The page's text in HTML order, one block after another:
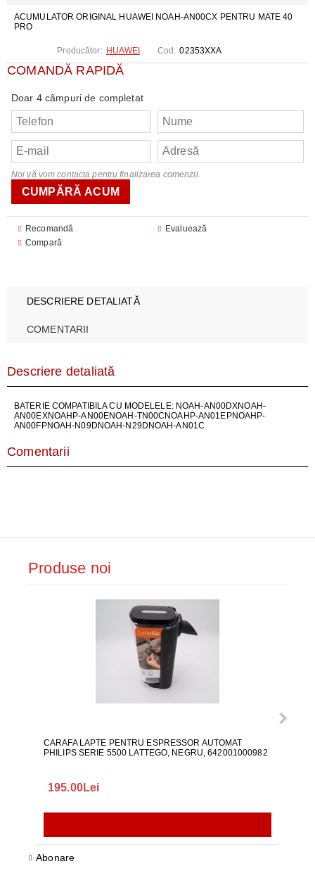
ACUMULATOR ORIGINAL HUAWEI NOAH-AN00CX PENTRU MATE 40
PRO
Producător: HUAWEI Cod: 02353XXA
COMANDĂ RAPIDĂ
Doar 4 câmpuri de completat
Noi vă vom contacta pentru finalizarea comenzii.
Recomandă
Evaluează
Compară
DESCRIERE DETALIATĂ
COMENTARII
Descriere detaliată
BATERIE COMPATIBILA CU MODELELE: NOAH-AN00DXNOAH-
AN00EXNOAHP-AN00ENOAH-TN00CNOAHP-AN01EPNOAHP-
AN00FPNOAH-N09DNOAH-N29DNOAH-AN01C
Comentarii
Produse noi
CARAFA LAPTE PENTRU ESPRESSOR AUTOMAT
PHILIPS SERIE 5500 LATTEGO, NEGRU, 642001000982
195.00Lei
Abonare